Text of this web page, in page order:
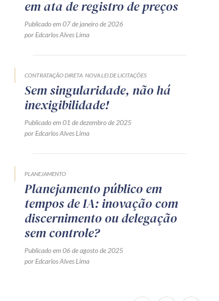
em ata de registro de preços
Publicado em 07 de janeiro de 2026
por Edcarlos Alves Lima
CONTRATAÇÃO DIRETA NOVA LEI DE LICITAÇÕES
Sem singularidade, não há
inexigibilidade!
Publicado em 01 de dezembro de 2025
por Edcarlos Alves Lima
PLANEJAMENTO
Planejamento público em
tempos de IA: inovação com
discernimento ou delegação
sem controle?
Publicado em 06 de agosto de 2025
por Edcarlos Alves Lima